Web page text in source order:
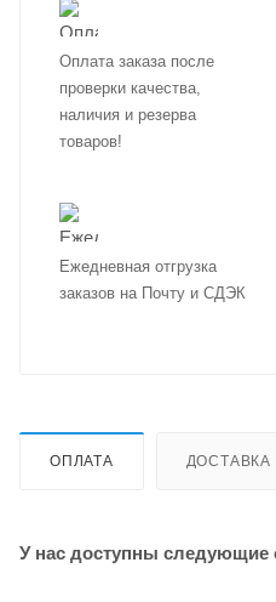
Оплата заказа после
проверки качества,
наличия и резерва
товаров!
Ежедневная отгрузка
заказов на Почту и СДЭК
ОПЛАТА ДОСТАВКА
У нас доступны следующие